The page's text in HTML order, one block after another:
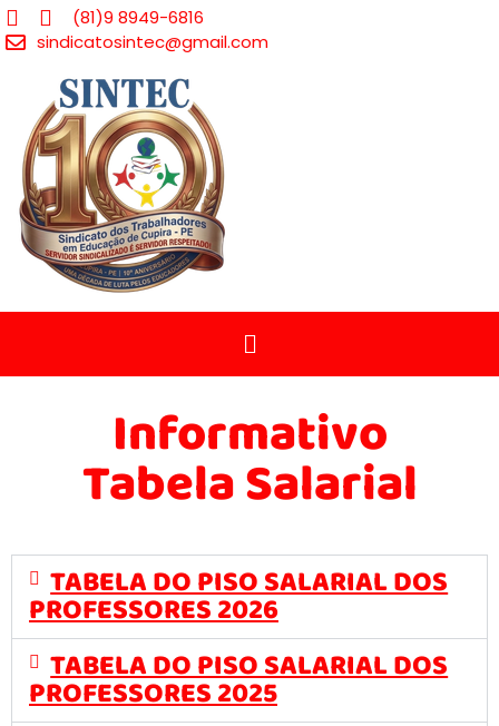
(81)9 8949-6816
sindicatosintec@gmail.com
Informativo
Tabela Salarial
TABELA DO PISO SALARIAL DOS
PROFESSORES 2026
TABELA DO PISO SALARIAL DOS
PROFESSORES 2025